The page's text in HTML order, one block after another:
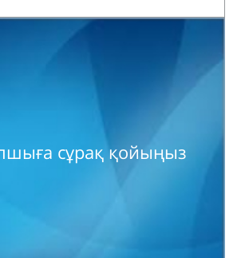
сұрақ қойыңыз